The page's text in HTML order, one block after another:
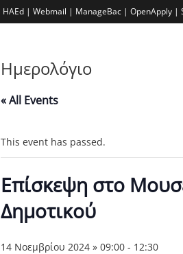
HAEd | Webmail | ManageBac | OpenApply |
Ημερολόγιο
« All Events
This event has passed.
Επίσκεψη στο
Δημοτικού
14 Νοεμβρίου 2024 » 09:00 - 12:30